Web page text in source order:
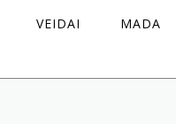
VEIDAI MADA